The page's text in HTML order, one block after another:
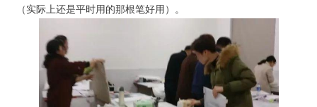
（实际上还是平时用的那根笔好用）。